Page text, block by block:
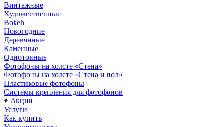
Винтажные
Художественные
Bokeh
Новогодние
Деревянные
Каменные
Однотонные
Фотофоны на холсте «Стена»
Фотофоны на холсте «Стена и пол»
Пластиковые фотофоны
Системы крепления для фотофонов
Акции
Услуги
Как купить